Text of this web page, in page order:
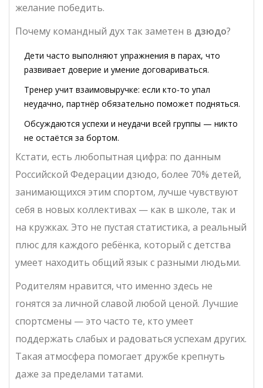
желание победить.
Почему командный дух так заметен в дзюдо?
Дети часто выполняют упражнения в парах, что
развивает доверие и умение договариваться.
Тренер учит взаимовыручке: если кто-то упал
неудачно, партнёр обязательно поможет подняться.
Обсуждаются успехи и неудачи всей группы — никто
не остаётся за бортом.
Кстати, есть любопытная цифра: по данным
Российской Федерации дзюдо, более 70% детей,
занимающихся этим спортом, лучше чувствуют
себя в новых коллективах — как в школе, так и
на кружках. Это не пустая статистика, а реальный
плюс для каждого ребёнка, который с детства
умеет находить общий язык с разными людьми.
Родителям нравится, что именно здесь не
гонятся за личной славой любой ценой. Лучшие
спортсмены — это часто те, кто умеет
поддержать слабых и радоваться успехам других.
Такая атмосфера помогает дружбе крепнуть
даже за пределами татами.